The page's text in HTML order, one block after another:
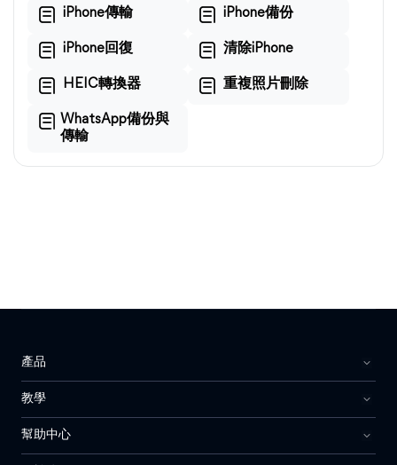
iPhone傳輸 iPhone備份
iPhone回復 清除iPhone
HEIC轉換器 重複照片刪除
WhatsApp備份與
傳輸
產品
教學
幫助中心